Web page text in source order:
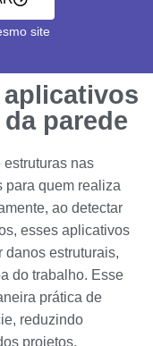
site
parede
nas
para quem realiza
ao detectar
esses aplicativos
danos estruturais,
do trabalho. Esse
prática de
reduzindo
projetos.